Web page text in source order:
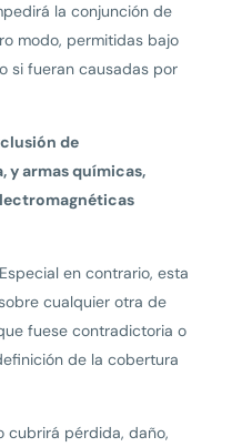
la conjunción de
modo, permitidas bajo
si fueran causadas por
de
armas químicas,
en contrario, esta
cualquier otra de
fuese contradictoria o
de la cobertura
cubrirá pérdida, daño,